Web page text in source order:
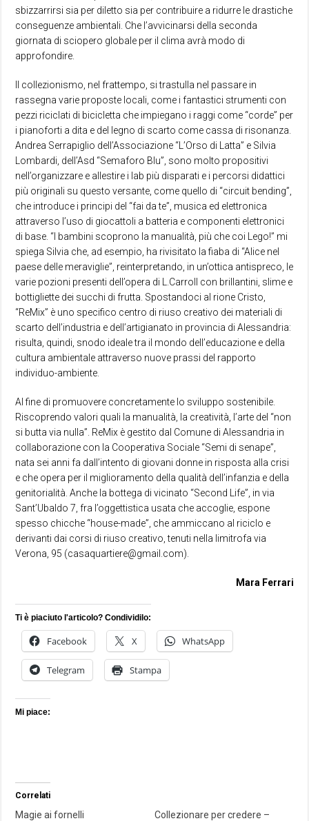
sbizzarrirsi sia per diletto sia per contribuire a ridurre le drastiche
conseguenze ambientali. Che l’avvicinarsi della seconda
giornata di sciopero globale per il clima avrà modo di
approfondire.
Il collezionismo, nel frattempo, si trastulla nel passare in
rassegna varie proposte locali, come i fantastici strumenti con
pezzi riciclati di bicicletta che impiegano i raggi come “corde” per
i pianoforti a dita e del legno di scarto come cassa di risonanza.
Andrea Serrapiglio dell’Associazione “L’Orso di Latta” e Silvia
Lombardi, dell’Asd “Semaforo Blu”, sono molto propositivi
nell’organizzare e allestire i lab più disparati e i percorsi didattici
più originali su questo versante, come quello di “circuit bending”,
che introduce i principi del “fai da te”, musica ed elettronica
attraverso l’uso di giocattoli a batteria e componenti elettronici
di base. “I bambini scoprono la manualità, più che coi Lego!” mi
spiega Silvia che, ad esempio, ha rivisitato la fiaba di “Alice nel
paese delle meraviglie”, reinterpretando, in un’ottica antispreco, le
varie pozioni presenti dell’opera di L.Carroll con brillantini, slime e
bottigliette dei succhi di frutta. Spostandoci al rione Cristo,
“ReMix” è uno specifico centro di riuso creativo dei materiali di
scarto dell’industria e dell’artigianato in provincia di Alessandria:
risulta, quindi, snodo ideale tra il mondo dell’educazione e della
cultura ambientale attraverso nuove prassi del rapporto
individuo-ambiente.
Al fine di promuovere concretamente lo sviluppo sostenibile.
Riscoprendo valori quali la manualità, la creatività, l’arte del “non
si butta via nulla”. ReMix è gestito dal Comune di Alessandria in
collaborazione con la Cooperativa Sociale “Semi di senape”,
nata sei anni fa dall’intento di giovani donne in risposta alla crisi
e che opera per il miglioramento della qualità dell’infanzia e della
genitorialità. Anche la bottega di vicinato “Second Life”, in via
Sant’Ubaldo 7, fra l’oggettistica usata che accoglie, espone
spesso chicche “house-made”, che ammiccano al riciclo e
derivanti dai corsi di riuso creativo, tenuti nella limitrofa via
Verona, 95 (casaquartiere@gmail.com).
Mara Ferrari
Ti è piaciuto l'articolo? Condividilo:
Facebook X WhatsApp
Telegram Stampa
Mi piace:
Correlati
Magie ai fornelli
Collezionare per credere –